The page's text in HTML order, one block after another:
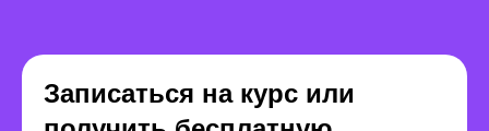
Записаться на курс или